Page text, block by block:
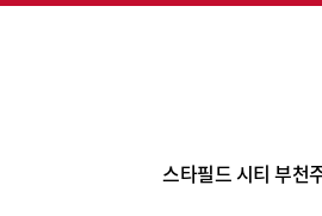
스타필드 시티 부천